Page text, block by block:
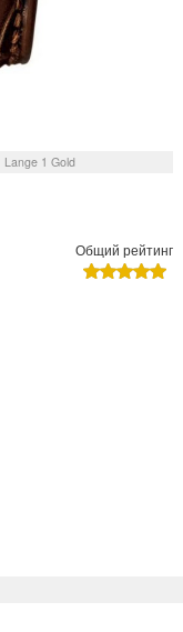
Lange 1 Gold
Общий рейтинг